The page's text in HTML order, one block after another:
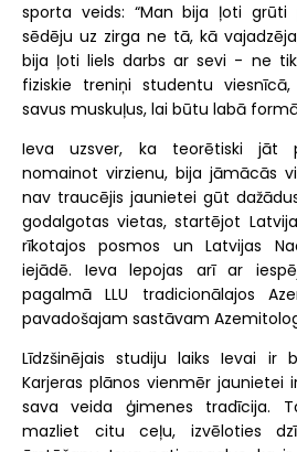
sporta veids: “Man bija ļoti
sēdēju uz zirga ne tā, kā
bija ļoti liels darbs ar sevi - ne
fiziskie treniņi studentu
savus muskuļus, lai būtu labā
Ieva uzsver, ka teorētiski jāt
nomainot virzienu, bija jāmācās
nav traucējis jaunietei gūt
godalgotas vietas, startējot
rīkotajos posmos un Latvijas
iejādē. Ieva lepojas arī ar
pagalmā LLU tradicionālajos
pavadošajam sastāvam
Līdzšinējais studiju laiks Ievai ir
Karjeras plānos vienmēr jaunietei
sava veida ģimenes tradīcija.
mazliet citu ceļu, izvēloties